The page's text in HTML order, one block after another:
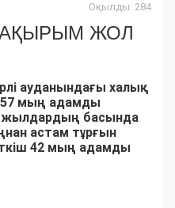
Оқылды: 284
ЖОЛ
ауданындағы халық
57 мың адамды
жылдардың басында
астам тұрғын
42 мың адамды